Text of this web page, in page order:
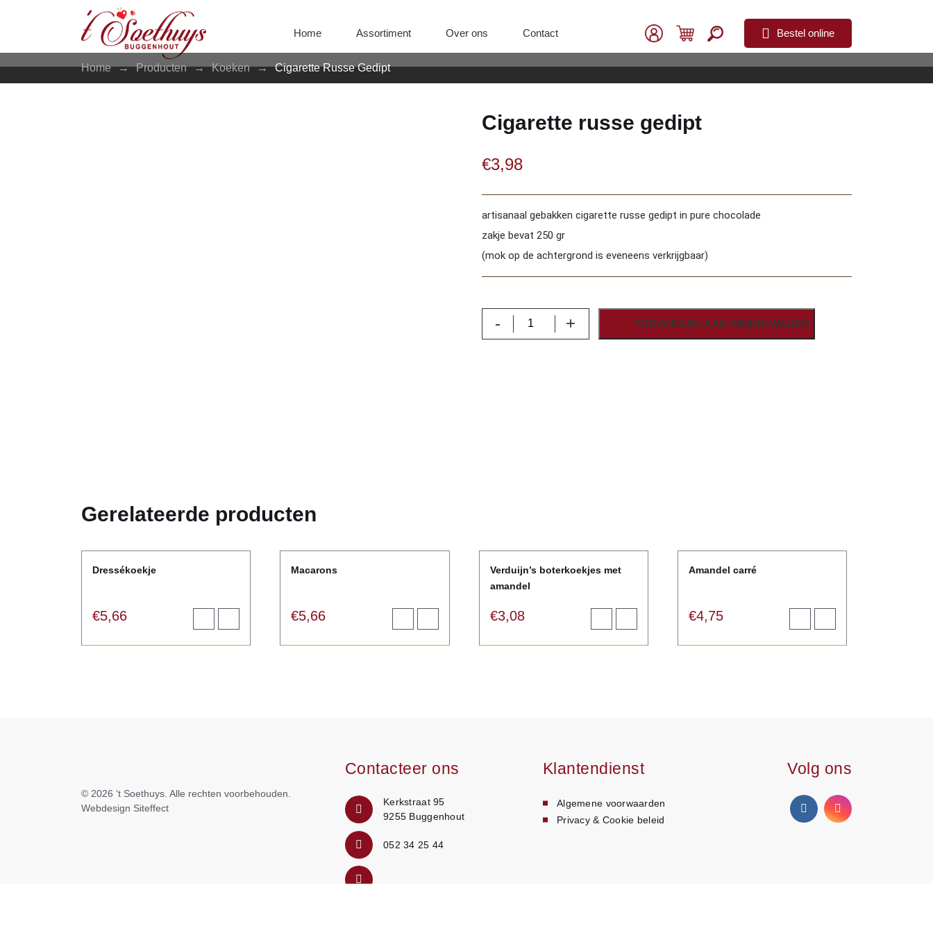
Bestel online
Home Assortiment Over ons Contact
Home → Producten → Koeken → Cigarette Russe Gedipt
Cigarette russe gedipt
€3,98
artisanaal gebakken cigarette russe gedipt in pure chocolade
zakje bevat 250 gr
(mok op de achtergrond is eveneens verkrijgbaar)
-
Cigarette
+ TOEVOEGEN AAN WINKELWAGEN
Gerelateerde producten
Dressékoekje
€5,66
product
aan
Macarons
€5,66
product
aan
Verduijn’s boterkoekjes met
amandel
€3,08
product
aan
Amandel carré
€4,75
product
aan
© 2026 ‘t Soethuys. Alle rechten voorbehouden.
Webdesign Siteffect
Contacteer ons
Kerkstraat 95
9255 Buggenhout
052 34 25 44
Klantendienst
Algemene voorwaarden
Privacy & Cookie beleid
Volg ons